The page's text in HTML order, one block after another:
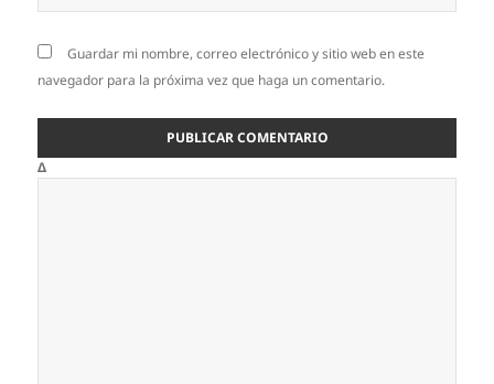
Guardar mi nombre, correo electrónico y sitio web en este
navegador para la próxima vez que haga un comentario.
Δ